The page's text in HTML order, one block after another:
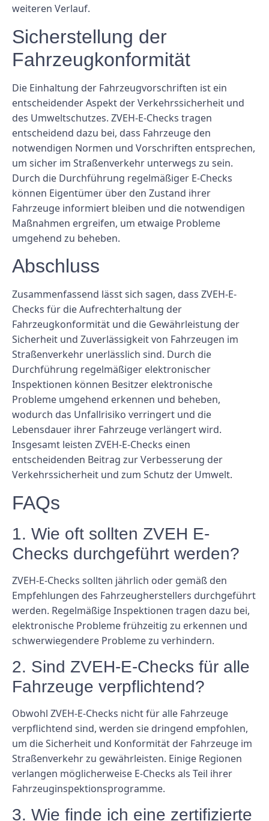
weiteren Verlauf.
Sicherstellung der
Fahrzeugkonformität
Die Einhaltung der Fahrzeugvorschriften ist ein
entscheidender Aspekt der Verkehrssicherheit und
des Umweltschutzes. ZVEH-E-Checks tragen
entscheidend dazu bei, dass Fahrzeuge den
notwendigen Normen und Vorschriften entsprechen,
um sicher im Straßenverkehr unterwegs zu sein.
Durch die Durchführung regelmäßiger E-Checks
können Eigentümer über den Zustand ihrer
Fahrzeuge informiert bleiben und die notwendigen
Maßnahmen ergreifen, um etwaige Probleme
umgehend zu beheben.
Abschluss
Zusammenfassend lässt sich sagen, dass ZVEH-E-
Checks für die Aufrechterhaltung der
Fahrzeugkonformität und die Gewährleistung der
Sicherheit und Zuverlässigkeit von Fahrzeugen im
Straßenverkehr unerlässlich sind. Durch die
Durchführung regelmäßiger elektronischer
Inspektionen können Besitzer elektronische
Probleme umgehend erkennen und beheben,
wodurch das Unfallrisiko verringert und die
Lebensdauer ihrer Fahrzeuge verlängert wird.
Insgesamt leisten ZVEH-E-Checks einen
entscheidenden Beitrag zur Verbesserung der
Verkehrssicherheit und zum Schutz der Umwelt.
FAQs
1. Wie oft sollten ZVEH E-
Checks durchgeführt werden?
ZVEH-E-Checks sollten jährlich oder gemäß den
Empfehlungen des Fahrzeugherstellers durchgeführt
werden. Regelmäßige Inspektionen tragen dazu bei,
elektronische Probleme frühzeitig zu erkennen und
schwerwiegendere Probleme zu verhindern.
2. Sind ZVEH-E-Checks für alle
Fahrzeuge verpflichtend?
Obwohl ZVEH-E-Checks nicht für alle Fahrzeuge
verpflichtend sind, werden sie dringend empfohlen,
um die Sicherheit und Konformität der Fahrzeuge im
Straßenverkehr zu gewährleisten. Einige Regionen
verlangen möglicherweise E-Checks als Teil ihrer
Fahrzeuginspektionsprogramme.
3. Wie finde ich eine zertifizierte